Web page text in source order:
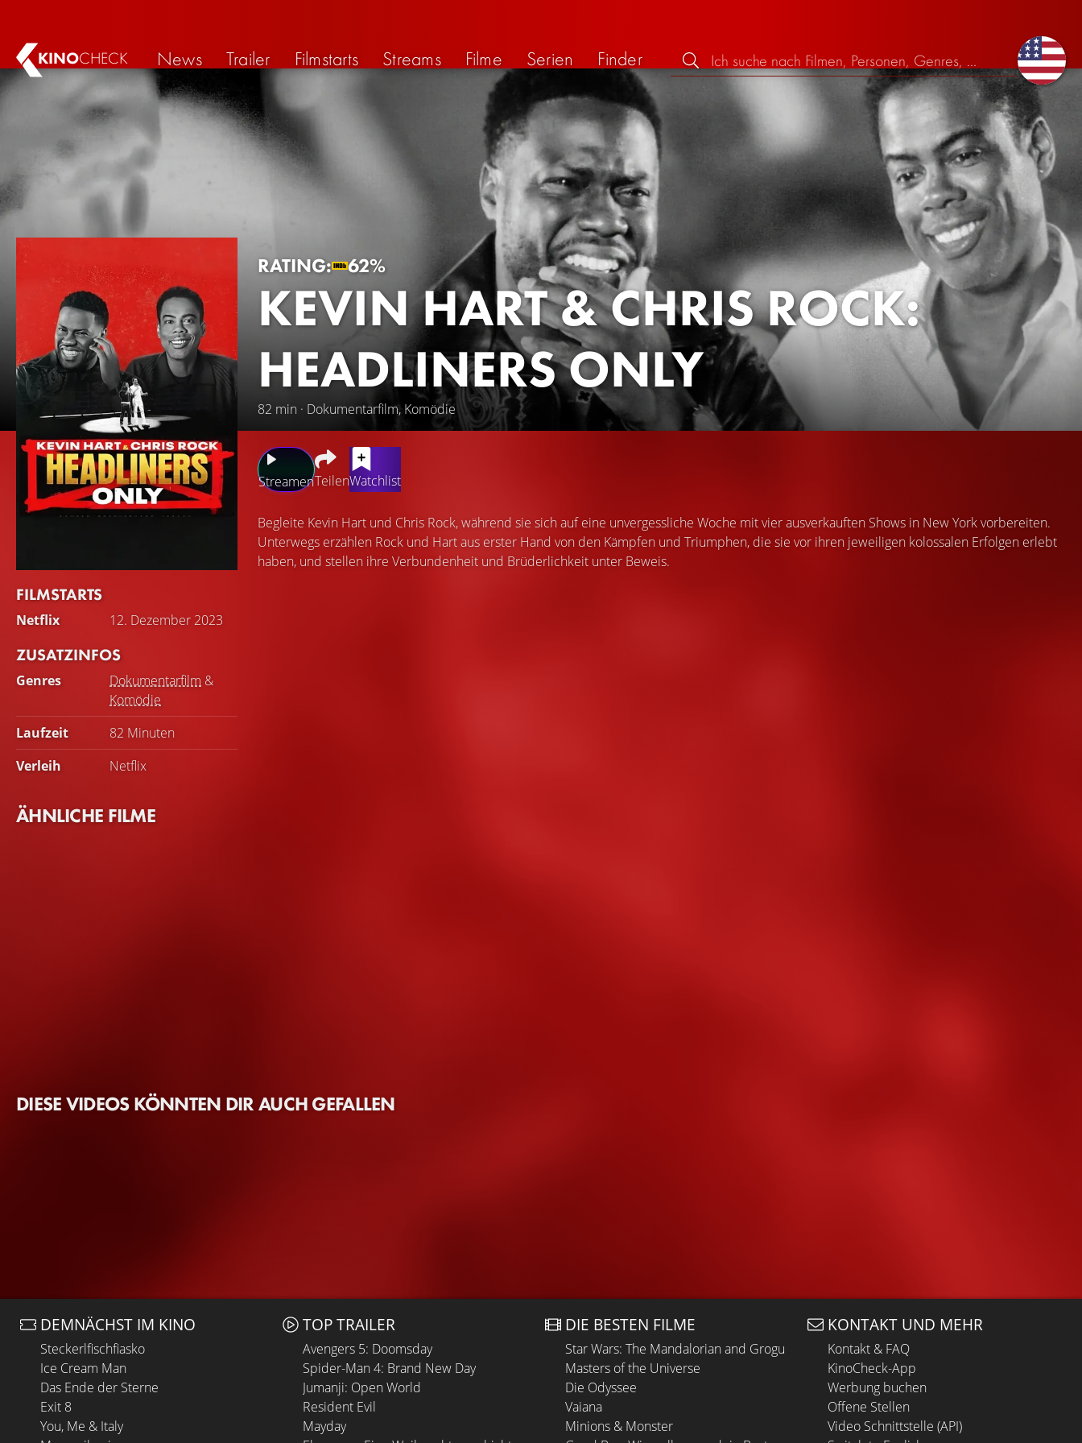
KINOCHECK News Trailer Filmstarts Streams Filme Serien Finder
RATING: 62%
KEVIN HART & CHRIS ROCK:
HEADLINERS ONLY
82 min · Dokumentarfilm, Komödie
FILMSTARTS
Netflix 12. Dezember 2023
ZUSATZINFOS
Genres Dokumentarfilm &
Komödie
Laufzeit
82 Minuten
Verleih
Netflix
StreamenTeilenWatchlist
Begleite Kevin Hart und Chris Rock, während sie sich auf eine unvergessliche Woche mit vier ausverkauften Shows in New York vorbereiten.
Unterwegs erzählen Rock und Hart aus erster Hand von den Kämpfen und Triumphen, die sie vor ihren jeweiligen kolossalen Erfolgen erlebt
haben, und stellen ihre Verbundenheit und Brüderlichkeit unter Beweis.
ÄHNLICHE FILME
DIESE VIDEOS KÖNNTEN DIR AUCH GEFALLEN
DEMNÄCHST IM KINO
Steckerlfischfiasko
Ice Cream Man
Das Ende der Sterne
Exit 8
You, Me & Italy
TOP TRAILER
Avengers 5: Doomsday
Spider-Man 4: Brand New Day
Jumanji: Open World
Resident Evil
Mayday
DIE BESTEN FILME
Star Wars: The Mandalorian and Grogu
Masters of the Universe
Die Odyssee
Vaiana
Minions & Monster
KONTAKT UND MEHR
Kontakt & FAQ
KinoCheck-App
Werbung buchen
Offene Stellen
Video Schnittstelle (API)